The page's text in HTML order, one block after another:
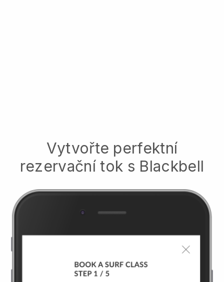
Vytvořte perfektní
rezervační tok s Blackbell